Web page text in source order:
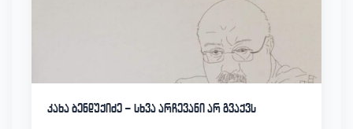
კახა ბენდუქიძე – სხვა არჩევანი არ გვაქვს